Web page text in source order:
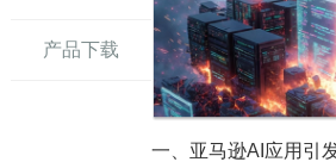
产品下载
一、亚马逊AI应用引